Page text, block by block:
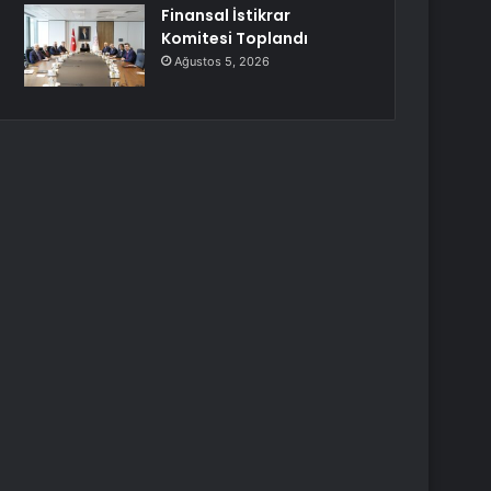
Finansal İstikrar
Komitesi Toplandı
Ağustos 5, 2026